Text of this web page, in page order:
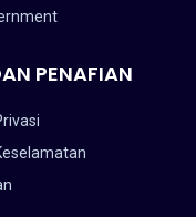
PENAFIAN